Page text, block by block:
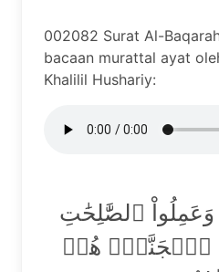
002082 Surat Al-
bacaan murattal ayat
Khalilil Hushariy:
وَعَمِلُواْ ٱلصَّٰلِحَٰتِ
ٱلۡجَنَّةِۖ هُمۡ